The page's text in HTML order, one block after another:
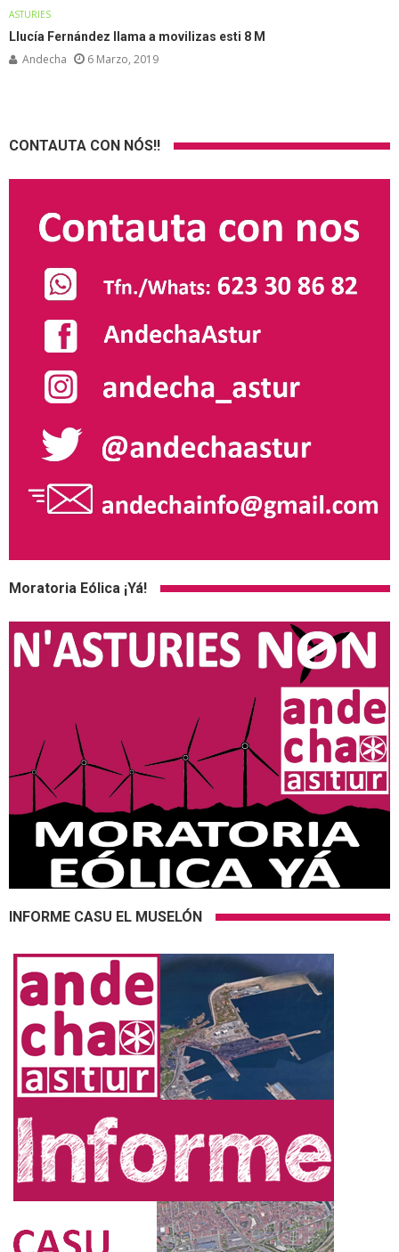
ASTURIES
Llucía Fernández llama a movilizas esti 8 M
Andecha 6 Marzo, 2019
CONTAUTA CON NÓS!!
Moratoria Eólica ¡Yá!
INFORME CASU EL MUSELÓN